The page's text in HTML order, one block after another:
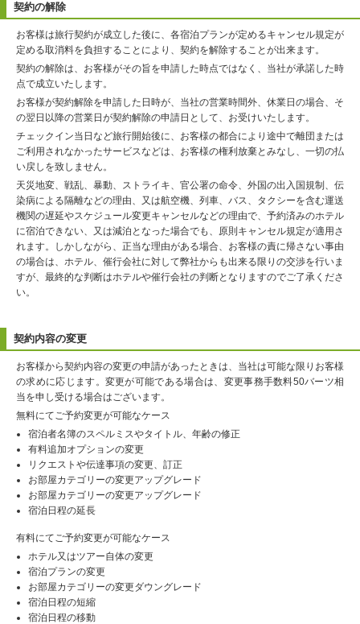
契約の解除
お客様は旅行契約が成立した後に、各宿泊プランが定めるキャンセル規定が
定める取消料を負担することにより、契約を解除することが出来ます。
契約の解除は、お客様がその旨を申請した時点ではなく、当社が承諾した時
点で成立いたします。
お客様が契約解除を申請した日時が、当社の営業時間外、休業日の場合、そ
の翌日以降の営業日が契約解除の申請日として、お受けいたします。
チェックイン当日など旅行開始後に、お客様の都合により途中で離団または
ご利用されなかったサービスなどは、お客様の権利放棄とみなし、一切の払
い戻しを致しません。
天災地変、戦乱、暴動、ストライキ、官公署の命令、外国の出入国規制、伝
染病による隔離などの理由、又は航空機、列車、バス、タクシーを含む運送
機関の遅延やスケジュール変更キャンセルなどの理由で、予約済みのホテル
に宿泊できない、又は減泊となった場合でも、原則キャンセル規定が適用さ
れます。しかしながら、正当な理由がある場合、お客様の責に帰さない事由
の場合は、ホテル、催行会社に対して弊社からも出来る限りの交渉を行いま
すが、最終的な判断はホテルや催行会社の判断となりますのでご了承くださ
い。
契約内容の変更
お客様から契約内容の変更の申請があったときは、当社は可能な限りお客様
の求めに応じます。変更が可能である場合は、変更事務手数料50バーツ相
当を申し受ける場合はございます。
無料にてご予約変更が可能なケース
宿泊者名簿のスペルミスやタイトル、年齢の修正
有料追加オプションの変更
リクエストや伝達事項の変更、訂正
お部屋カテゴリーの変更アップグレード
お部屋カテゴリーの変更アップグレード
宿泊日程の延長
有料にてご予約変更が可能なケース
ホテル又はツアー自体の変更
宿泊プランの変更
お部屋カテゴリーの変更ダウングレード
宿泊日程の短縮
宿泊日程の移動